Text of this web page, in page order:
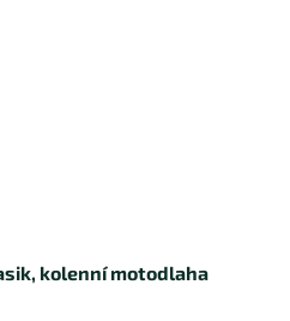
kolenní motodlaha